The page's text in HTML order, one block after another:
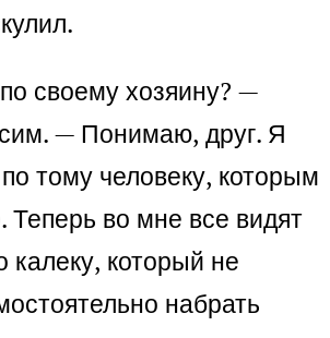
своему хозяину? —
— Понимаю, друг. Я
тому человеку, которым
Теперь во мне все видят
калеку, который не
набрать